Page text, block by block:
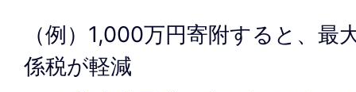
（例）1,000万円寄附すると、最
係税が軽減